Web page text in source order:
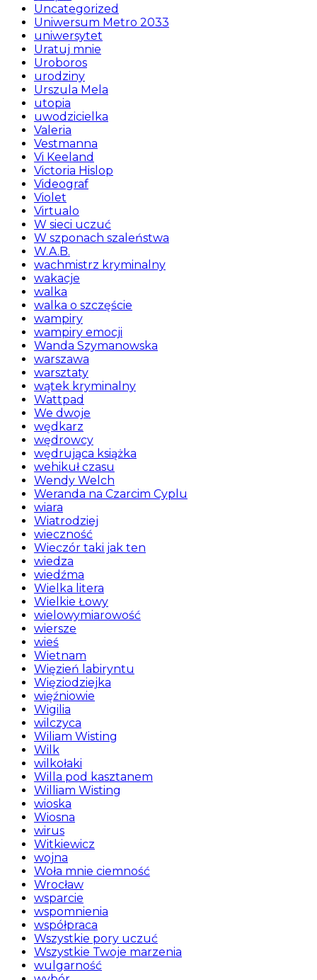
Uncategorized
Uniwersum Metro 2033
uniwersytet
Uratuj mnie
Uroboros
urodziny
Urszula Mela
utopia
uwodzicielka
Valeria
Vestmanna
Vi Keeland
Victoria Hislop
Videograf
Violet
Virtualo
W sieci uczuć
W szponach szaleństwa
W.A.B.
wachmistrz kryminalny
wakacje
walka
walka o szczęście
wampiry
wampiry emocji
Wanda Szymanowska
warszawa
warsztaty
wątek kryminalny
Wattpad
We dwoje
wędkarz
wędrowcy
wędrująca książka
wehikuł czasu
Wendy Welch
Weranda na Czarcim Cyplu
wiara
Wiatrodziej
wieczność
Wieczór taki jak ten
wiedza
wiedźma
Wielka litera
Wielkie Łowy
wielowymiarowość
wiersze
wieś
Wietnam
Więzień labiryntu
Więziodziejka
więźniowie
Wigilia
wilczyca
Wiliam Wisting
Wilk
wilkołaki
Willa pod kasztanem
William Wisting
wioska
Wiosna
wirus
Witkiewicz
wojna
Woła mnie ciemność
Wrocław
wsparcie
wspomnienia
współpraca
Wszystkie pory uczuć
Wszystkie Twoje marzenia
wulgarność